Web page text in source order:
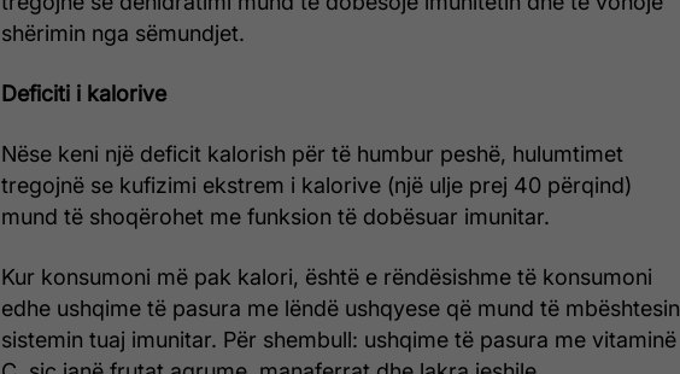
shërimin nga sëmundjet.
Deficiti i kalorive
Nëse keni një deficit kalorish për të humbur peshë, hulumtimet
tregojnë se kufizimi ekstrem i kalorive (një ulje prej 40 përqind)
mund të shoqërohet me funksion të dobësuar imunitar.
Kur konsumoni më pak kalori, është e rëndësishme të konsumoni
edhe ushqime të pasura me lëndë ushqyese që mund të mbështesin
sistemin tuaj imunitar. Për shembull: ushqime të pasura me vitaminë